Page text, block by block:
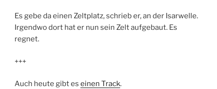
Es gebe da einen Zeltplatz, schrieb er, an der Isarwelle.
Irgendwo dort hat er nun sein Zelt aufgebaut. Es
regnet.
+++
Auch heute gibt es einen Track.